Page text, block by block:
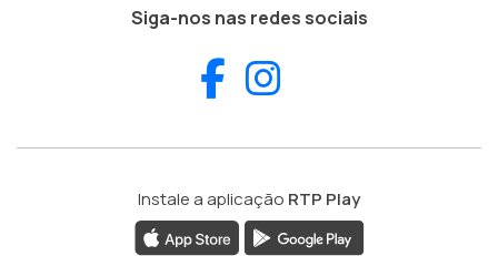
Siga-nos nas redes sociais
Facebook
Instale a aplicação RTP Play